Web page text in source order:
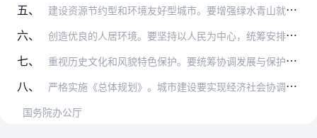
五、 建设资源节约型和环境友好型城市。要增强绿水青山就是金山银山的意识，坚持节约资源和保护环境的基本国策。按照促进生产空间集约高效、生活空间宜居适度、生态空间山清水秀…
六、 创造优良的人居环境。要坚持以人民为中心，统筹安排关系人民群众切身利益的教育、医疗、市政等公共服务设施的规划布局和建设。加快建立多主体供给、多渠道保障、租购并举的…
七、 重视历史文化和风貌特色保护。要统筹协调发展与保护的关系，按照整体保护的原则，切实保护好城市传统风貌和空间格局。要注重挖掘工业遗产价值，落实历史文化遗产保护和紫线…
八、
严格实施《总体规划》。城市建设要实现经济社会协调发展，物质文明和精神文明共同进步。城市管理要健全民主法治，坚持依法治市，构建和谐社会，提高治理体系和治理能力现代…
国务院办公厅